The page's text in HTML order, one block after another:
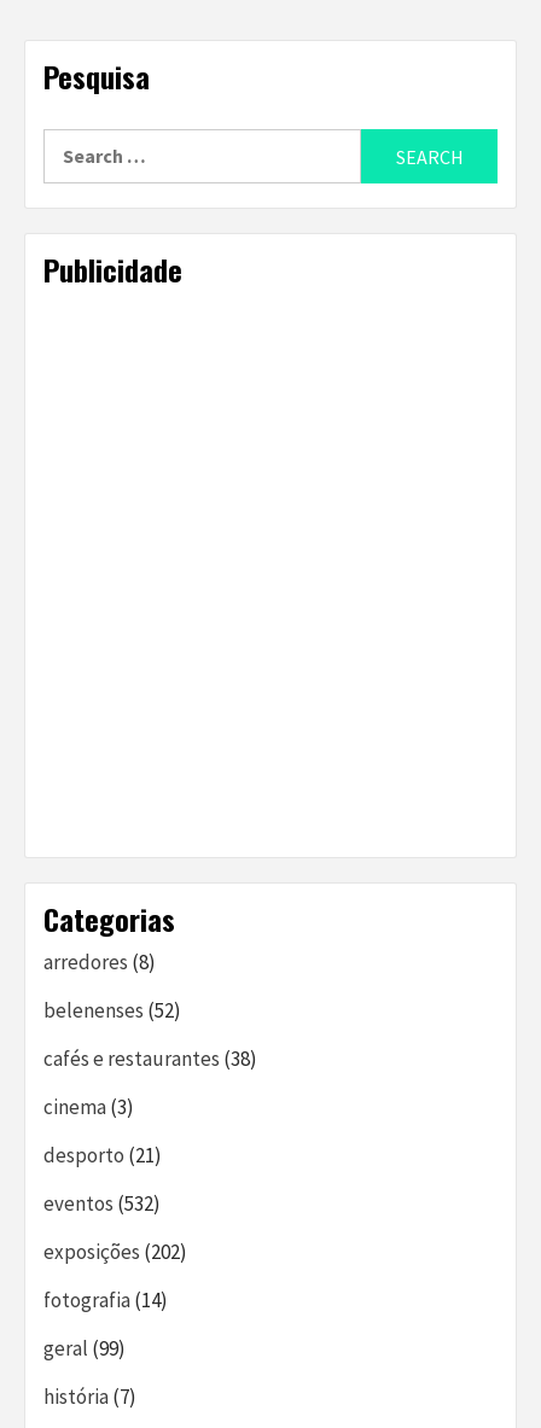
Pesquisa
Publicidade
Categorias
arredores (8)
belenenses (52)
cafés e restaurantes (38)
cinema(3)
desporto (21)
eventos (532)
exposições (202)
fotografia(14)
geral (99)
história(7)